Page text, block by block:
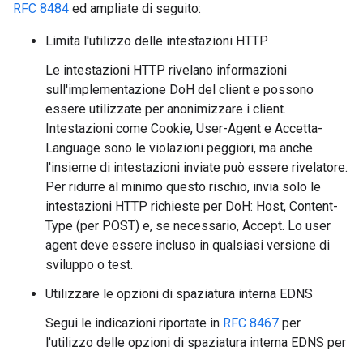
RFC 8484 ed ampliate di seguito:
Limita l'utilizzo delle intestazioni HTTP
Le intestazioni HTTP rivelano informazioni
sull'implementazione DoH del client e possono
essere utilizzate per anonimizzare i client.
Intestazioni come Cookie, User-Agent e Accetta-
Language sono le violazioni peggiori, ma anche
l'insieme di intestazioni inviate può essere rivelatore.
Per ridurre al minimo questo rischio, invia solo le
intestazioni HTTP richieste per DoH: Host, Content-
Type (per POST) e, se necessario, Accept. Lo user
agent deve essere incluso in qualsiasi versione di
sviluppo o test.
Utilizzare le opzioni di spaziatura interna EDNS
Segui le indicazioni riportate in RFC 8467 per
l'utilizzo delle opzioni di spaziatura interna EDNS per